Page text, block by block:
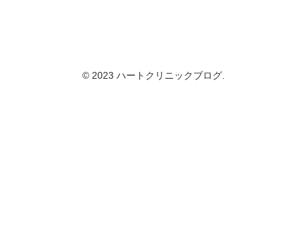
© 2023 ハートクリニックブログ.